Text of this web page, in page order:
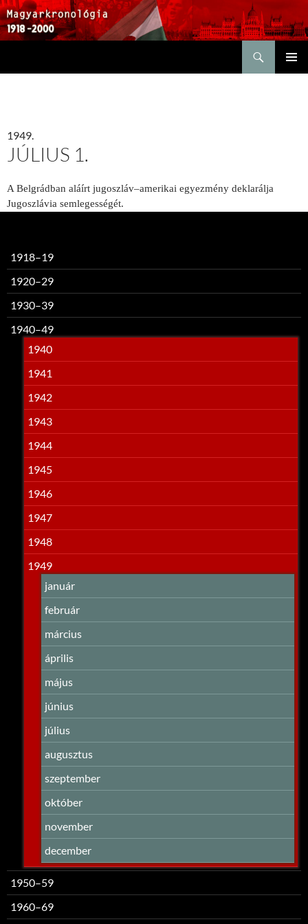
1949.
JÚLIUS 1.
A Belgrádban aláírt jugoszláv–amerikai egyezmény deklarálja
Jugoszlávia semlegességét.
1918–19
1920–29
1930–39
1940–49
1940
1941
1942
1943
1944
1945
1946
1947
1948
1949
január
február
március
április
május
június
július
augusztus
szeptember
október
november
december
1950–59
1960–69